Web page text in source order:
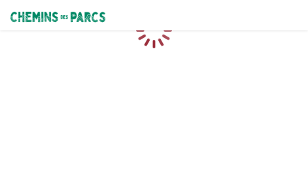
Chemins des Parcs
Chargement